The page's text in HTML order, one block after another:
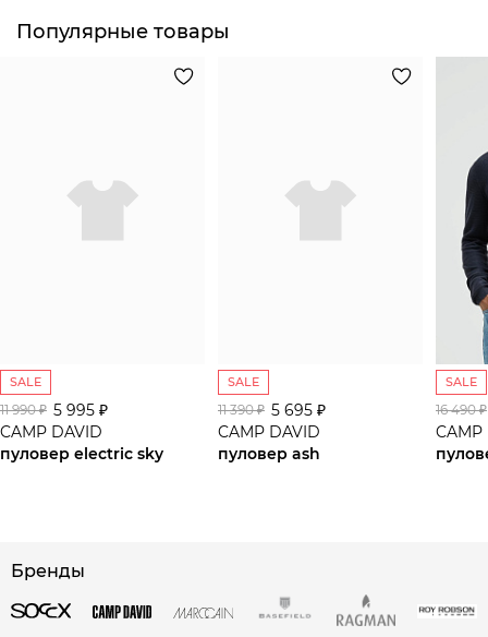
Популярные товары
SALE
11 990 ₽ 5 995 ₽
CAMP DAVID
пуловер electric sky
SALE
11 390 ₽ 5 695 ₽
CAMP DAVID
пуловер ash
SALE
16 490 ₽
CAMP
Бренды